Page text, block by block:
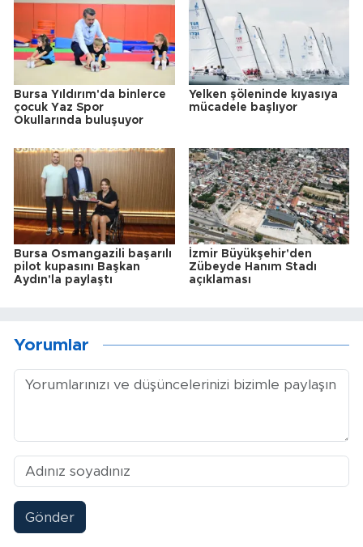
Bursa Yıldırım'da binlerce
çocuk Yaz Spor
Okullarında buluşuyor
Yelken şöleninde kıyasıya
mücadele başlıyor
Bursa Osmangazili başarılı
pilot kupasını Başkan
Aydın'la paylaştı
İzmir Büyükşehir'den
Zübeyde Hanım Stadı
açıklaması
Yorumlar
Gönder